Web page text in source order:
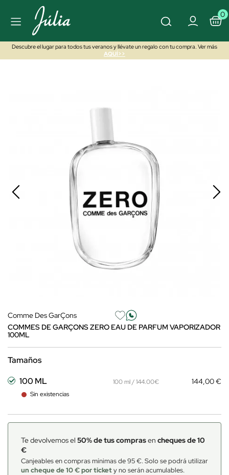
0
Descubre el lugar para todos tus veranos y llévate un regalo con tu compra. Ver más
AQUÍ>>
Comme Des GarÇons
COMMES DE GARÇONS ZERO EAU DE PARFUM VAPORIZADOR
100ML
Tamaños
100 ML
Sin existencias
100 ml / 144.00€ 144,00 €
Te devolvemos el 50% de tus comprasen cheques de 10
€
Canjeables en compras mínimas de 95 €. Solo se podrá utilizar
un cheque de 10 € por tickety no serán acumulables.